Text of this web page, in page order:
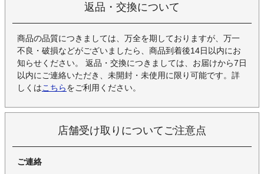
返品・交換について
商品の品質につきましては、万全を期しておりますが、万一
不良・破損などがございましたら、商品到着後14日以内にお
知らせください。 返品・交換につきましては、お届けから7日
以内にご連絡いただき、未開封・未使用に限り可能です。詳
しくはこちらをご利用ください。
店舗受け取りについてご注意点
ご連絡